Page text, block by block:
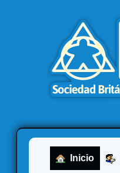
Inicio